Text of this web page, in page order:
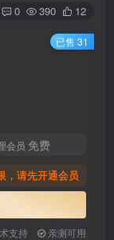
0 390 12
会员 免费
，请先开通会员
支持 亲测可用
已售 31